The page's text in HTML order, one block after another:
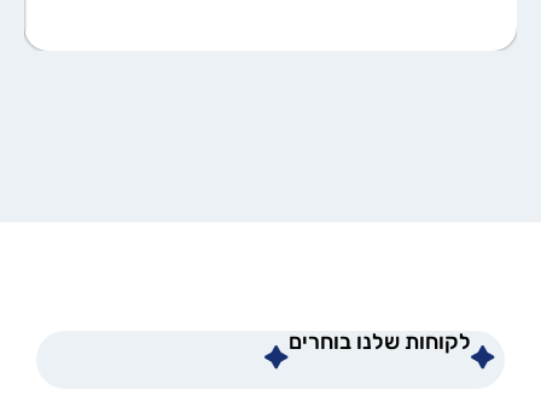
לקוחות שלנו בוחרים